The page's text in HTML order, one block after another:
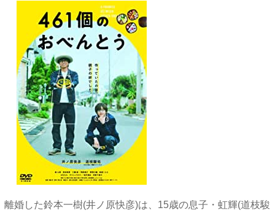
離婚した鈴本一樹(井ノ原快彦)は、15歳の息子・虹輝(道枝駿